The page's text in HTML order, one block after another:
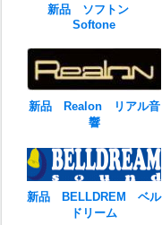
新品 ソフトン
Softone
新品 Realon リアル音
響
新品 BELLDREM ベル
ドリーム